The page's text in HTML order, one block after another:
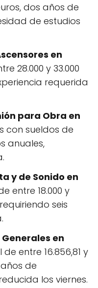
dos años de
de estudios
en
28.000 y 33.000
requerida
para Obra en
con sueldos de
anuales,
y de Sonido en
entre 18.000 y
seis
en
entre 16.856,81 y
años de
los viernes.